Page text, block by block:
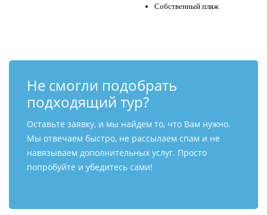
Собственный пляж
Не смогли подобрать
подходящий тур?
Оставьте заявку, и мы найдем то, что Вам нужно.
Мы отвечаем быстро, не рассылаем спам и не
навязываем дополнительных услуг. Просто
попробуйте и убедитесь сами!